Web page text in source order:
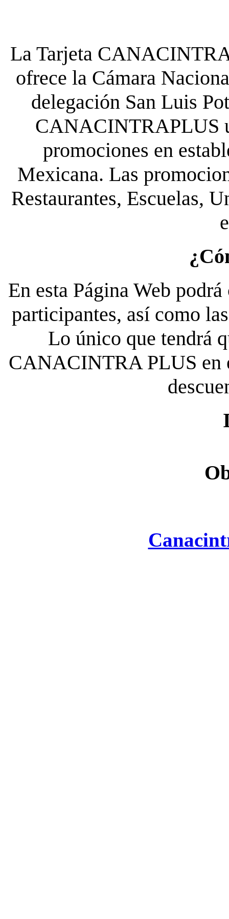
La Tarjeta
ofrece la Cámara
delegación San Luis
CANACINTRAPLUS
promociones en
Mexicana. Las
Restaurantes, Escuelas,
En esta Página Web
participantes, así como
Lo único que tendrá
CANACINTRA PLUS en